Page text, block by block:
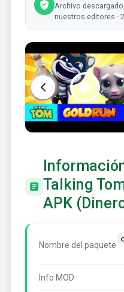
Archivo
nuestros editores ·
Talking
APK
Nombre del paquete
Info MOD